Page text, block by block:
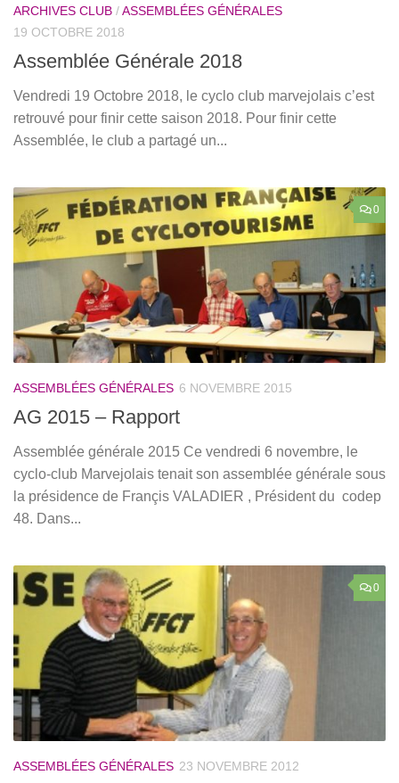
ARCHIVES CLUB /ASSEMBLÉES GÉNÉRALES
19 OCTOBRE 2018
Assemblée Générale 2018
Vendredi 19 Octobre 2018, le cyclo club marvejolais c’est
retrouvé pour finir cette saison 2018. Pour finir cette
Assemblée, le club a partagé un...
0
ASSEMBLÉES GÉNÉRALES 6 NOVEMBRE 2015
AG 2015 – Rapport
Assemblée générale 2015 Ce vendredi 6 novembre, le
cyclo-club Marvejolais tenait son assemblée générale sous
la présidence de Françis VALADIER , Président du codep
48. Dans...
0
ASSEMBLÉES GÉNÉRALES 23 NOVEMBRE 2012